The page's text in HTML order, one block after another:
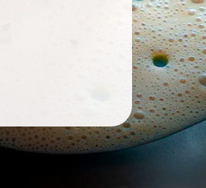
Cookies von Vioma akzeptieren!